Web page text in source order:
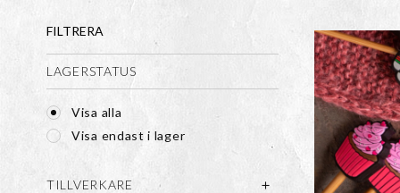
FILTRERA
LAGERSTATUS
Visa alla
Visa endast i lager
TILLVERKARE